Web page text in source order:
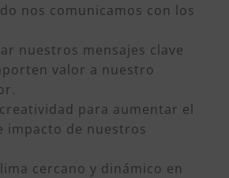
nos comunicamos con los
nuestros mensajes clave
valor a nuestro
para aumentar el
impacto de nuestros
cercano y dinámico en